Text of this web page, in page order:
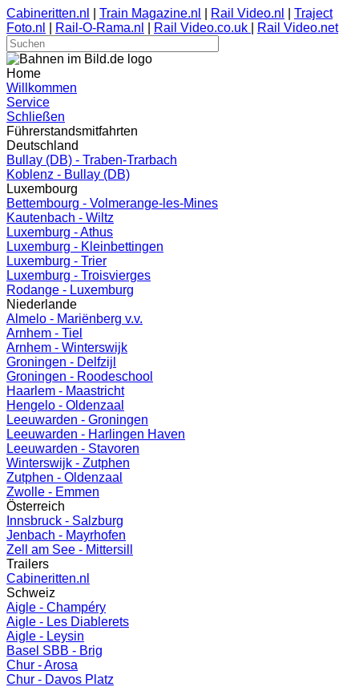
Cabineritten.nl Train Magazine.nl Rail Video.nl
Traject
Foto.nl
Rail-O-Rama.nl Rail Video.co.uk Rail Video.net
Home
Willkommen
Service
Schließen
Führerstandsmitfahrten
Deutschland
Bullay (DB) - Traben-Trarbach
Koblenz - Bullay (DB)
Luxembourg
Bettembourg - Volmerange-les-Mines
Kautenbach - Wiltz
Luxemburg - Athus
Luxemburg - Kleinbettingen
Luxemburg - Trier
Luxemburg - Troisvierges
Rodange - Luxemburg
Niederlande
Almelo - Mariënberg v.v.
Arnhem - Tiel
Arnhem - Winterswijk
Groningen - Delfzijl
Groningen - Roodeschool
Haarlem - Maastricht
Hengelo - Oldenzaal
Leeuwarden - Groningen
Leeuwarden - Harlingen Haven
Leeuwarden - Stavoren
Winterswijk - Zutphen
Zutphen - Oldenzaal
Zwolle - Emmen
Österreich
Innsbruck - Salzburg
Jenbach - Mayrhofen
Zell am See - Mittersill
Trailers
Cabineritten.nl
Schweiz
Aigle - Champéry
Aigle - Les Diablerets
Aigle - Leysin
Basel SBB - Brig
Chur - Arosa
Chur - Davos Platz